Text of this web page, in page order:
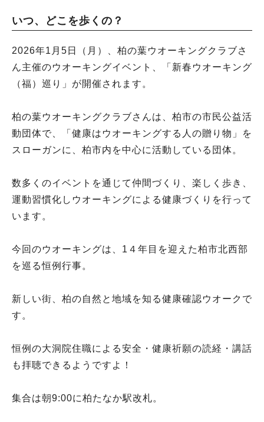
いつ、どこを歩くの？
2026年1月5日（月）、柏の葉ウオーキングクラブさ
ん主催のウオーキングイベント、「新春ウオーキング
（福）巡り」が開催されます。
柏の葉ウオーキングクラブさんは、柏市の市民公益活
動団体で、「健康はウオーキングする人の贈り物」を
スローガンに、柏市内を中心に活動している団体。
数多くのイベントを通じて仲間づくり、楽しく歩き、
運動習慣化しウオーキングによる健康づくりを行って
います。
今回のウオーキングは、1４年目を迎えた柏市北西部
を巡る恒例行事。
新しい街、柏の自然と地域を知る健康確認ウオークで
す。
恒例の大洞院住職による安全・健康祈願の読経・講話
も拝聴できるようですよ！
集合は朝9:00に柏たなか駅改札。